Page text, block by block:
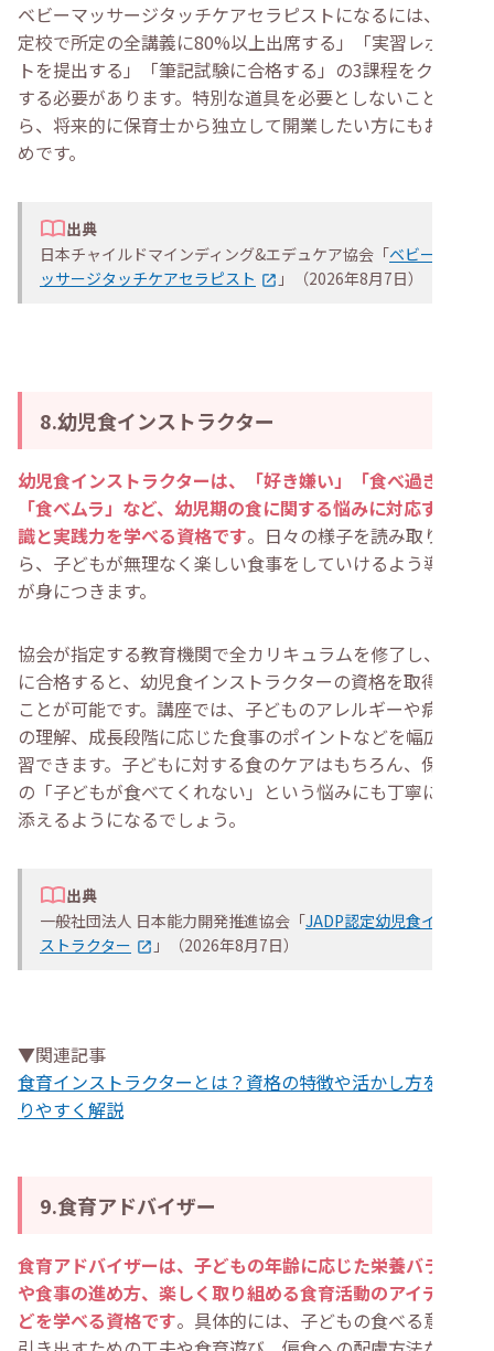
ベビーマッサージタッチケアセラピストになるには、「認
定校で所定の全講義に80%以上出席する」「実習レポー
トを提出する」「筆記試験に合格する」の3課程をクリア
する必要があります。特別な道具を必要としないことか
ら、将来的に保育士から独立して開業したい方にもおすす
めです。
出典
日本チャイルドマインディング&エデュケア協会「ベビーマ
ッサージタッチケアセラピスト
」（2026年8月7日）
8.幼児食インストラクター
幼児食インストラクターは、「好き嫌い」「食べ過ぎ」
「食べムラ」など、幼児期の食に関する悩みに対応する知
識と実践力を学べる資格です。日々の様子を読み取りなが
ら、子どもが無理なく楽しい食事をしていけるよう導く力
が身につきます。
協会が指定する教育機関で全カリキュラムを修了し、試験
に合格すると、幼児食インストラクターの資格を取得する
ことが可能です。講座では、子どものアレルギーや病気へ
の理解、成長段階に応じた食事のポイントなどを幅広く学
習できます。子どもに対する食のケアはもちろん、保護者
の「子どもが食べてくれない」という悩みにも丁寧に寄り
添えるようになるでしょう。
出典
一般社団法人 日本能力開発推進協会「JADP認定幼児食イン
ストラクター
」（2026年8月7日）
▼関連記事
食育インストラクターとは？資格の特徴や活かし方をわか
りやすく解説
9.食育アドバイザー
食育アドバイザーは、子どもの年齢に応じた栄養バランス
や食事の進め方、楽しく取り組める食育活動のアイデアな
どを学べる資格です。具体的には、子どもの食べる意欲を